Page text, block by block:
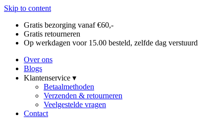
Skip to content
Gratis bezorging vanaf €60,-
Gratis retourneren
Op werkdagen voor 15.00 besteld, zelfde dag verstuurd
Over ons
Blogs
Klantenservice ▾
Betaalmethoden
Verzenden & retourneren
Veelgestelde vragen
Contact